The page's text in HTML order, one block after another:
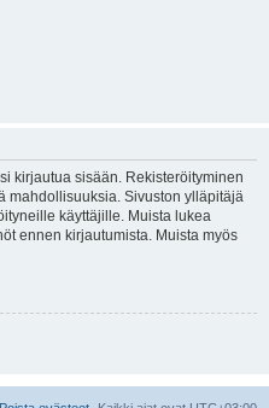
kirjautua sisään. Rekisteröityminen
mahdollisuuksia. Sivuston ylläpitäjä
käyttäjille. Muista lukea
ennen kirjautumista. Muista myös